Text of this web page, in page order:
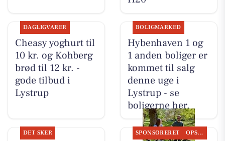
DAGLIGVARER
Cheasy yoghurt til
10 kr. og Kohberg
brød til 12 kr. -
gode tilbud i
Lystrup
BOLIGMARKED
Hybenhaven 1 og
1 anden boliger er
kommet til salg
denne uge i
Lystrup - se
boligerne her.
DET SKER SPONSORERET OPSLAGSTAVLEN